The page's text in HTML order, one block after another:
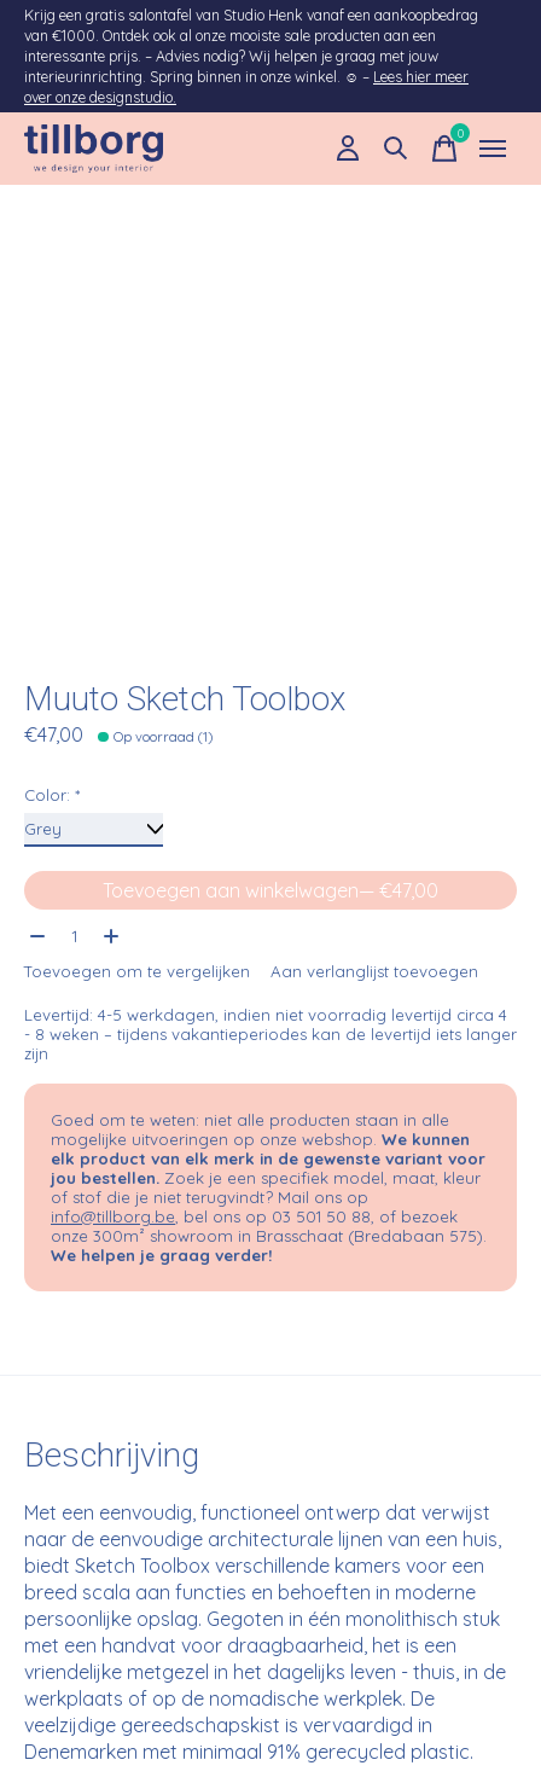
Krijg een gratis salontafel van Studio Henk vanaf een aankoopbedrag
van €1000. Ontdek ook al onze mooiste sale producten aan een
interessante prijs. – Advies nodig? Wij helpen je graag met jouw
interieurinrichting. Spring binnen in onze winkel. ☺ – Lees hier meer
over onze designstudio.
0items
Muuto Sketch Toolbox
€47,00 Op voorraad (1)
Color: *
Toevoegen aan winkelwagen
— €47,00
Aantal:
Toevoegen om te vergelijken Aan verlanglijst toevoegen
Levertijd: 4-5 werkdagen, indien niet voorradig levertijd circa 4
- 8 weken – tijdens vakantieperiodes kan de levertijd iets langer
zijn
Goed om te weten: niet alle producten staan in alle
mogelijke uitvoeringen op onze webshop. We kunnen
elk product van elk merk in de gewenste variant voor
jou bestellen. Zoek je een specifiek model, maat, kleur
of stof die je niet terugvindt? Mail ons op
info@tillborg.be , bel ons op 03 501 50 88, of bezoek
onze 300m² showroom in Brasschaat (Bredabaan 575).
We helpen je graag verder!
Beschrijving
Met een eenvoudig, functioneel ontwerp dat verwijst
naar de eenvoudige architecturale lijnen van een huis,
biedt Sketch Toolbox verschillende kamers voor een
breed scala aan functies en behoeften in moderne
persoonlijke opslag. Gegoten in één monolithisch stuk
met een handvat voor draagbaarheid, het is een
vriendelijke metgezel in het dagelijks leven - thuis, in de
werkplaats of op de nomadische werkplek. De
veelzijdige gereedschapskist is vervaardigd in
Denemarken met minimaal 91% gerecycled plastic. ​